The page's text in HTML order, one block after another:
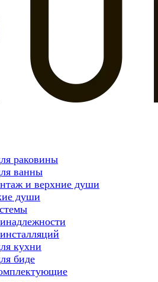
раковины
ванны
и верхние души
души
кухни
биде